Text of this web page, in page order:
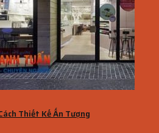
Thiết Kế Ấn Tượng